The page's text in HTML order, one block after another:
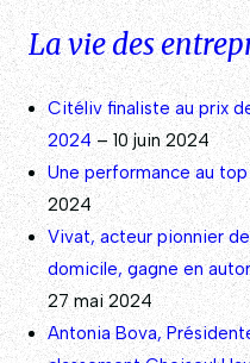
La vie des
Citéliv finaliste au prix
2024 – 10 juin 2024
Une performance au
2024
Vivat, acteur pionnier
domicile, gagne en
27 mai 2024
Antonia Bova,